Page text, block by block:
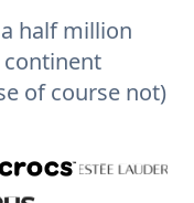
half million
continent
of course not)